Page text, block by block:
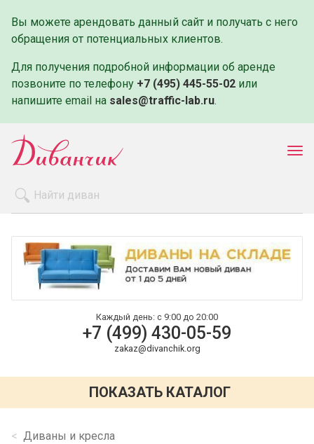
Вы можете арендовать данный сайт и получать с него
обращения от потенциальных клиентов.
Для получения подробной информации об аренде
позвоните по телефону +7 (495) 445-55-02 или
напишите email на sales@traffic-lab.ru.
Оплата и доставка
Контакты
Каждый день: с 9:00 до 20:00
+7 (499) 430-05-59
zakaz@divanchik.org
ПОКАЗАТЬ КАТАЛОГ
Диваны и кресла